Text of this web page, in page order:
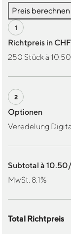
Preis berechnen
Richtpreis in
250 Stück à
Optionen
Veredelung
Subtotal à
MwSt. 8.1%
Total Richtpreis